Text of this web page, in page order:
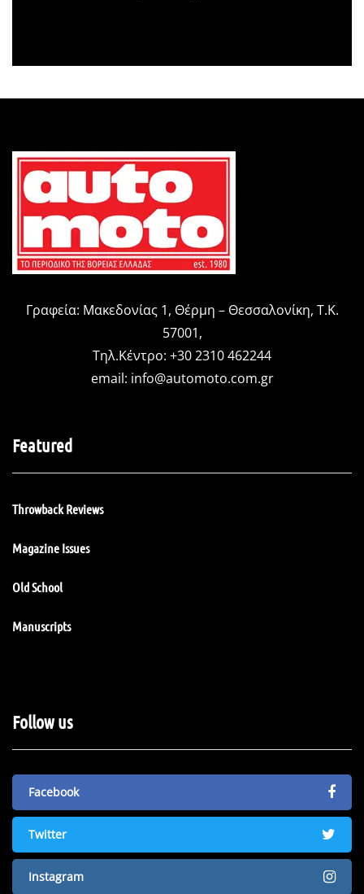
Γραφεία: Μακεδονίας 1, Θέρμη – Θεσσαλονίκη, Τ.Κ.
57001,
Τηλ.Κέντρο: +30 2310 462244
email: info@automoto.com.gr
Featured
Throwback Reviews
Magazine Issues
Old School
Manuscripts
Follow us
Facebook
Twitter
Instagram